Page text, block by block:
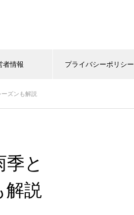
者情報 プライバシーポリシー
ズンも解説
と
解説